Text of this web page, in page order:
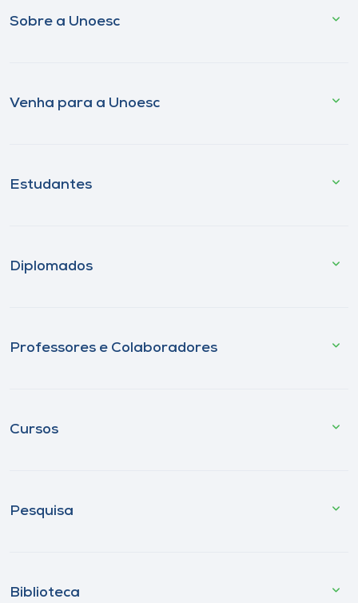
Sobre a Unoesc
Venha para a Unoesc
Estudantes
Diplomados
Professores e Colaboradores
Cursos
Pesquisa
Biblioteca